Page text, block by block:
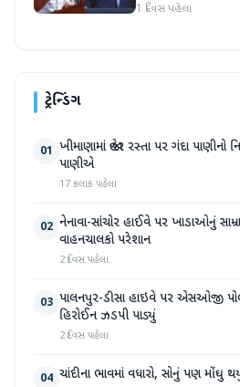
1 દિવસ પહેલા
ટ્રેન્ડિંગ
01 ખીમાણામાં જાહેર રસ્તા પર ગંદા
પાણીએ
17 કલાક પહેલા
02 નેનાવા-સાંચોર હાઈવે પર ખાડાઓનું
વાહનચાલકો પરેશાન
2 દિવસ પહેલા
03 પાલનપુર-ડીસા હાઇવે પર એસઓજી
હિરોઈન ઝડપી પાડ્યું
2 દિવસ પહેલા
04 ચાંદીના ભાવમાં વધારો, સોનું પણ મોંઘુ